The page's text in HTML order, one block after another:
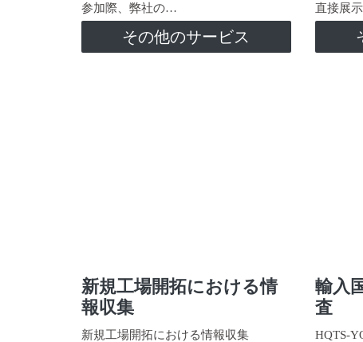
参加際、弊社の…
その他のサービス
直接展
新規工場開拓における情
報収集
新規工場開拓における情報収集
輸入
査
HQTS-